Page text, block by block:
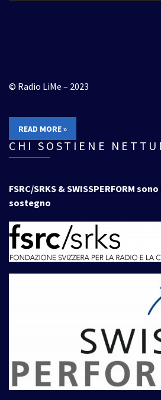
© Radio LiMe – 2023
READ MORE »
CHI SOSTIENE
FSRC/SRKS & SWISSPERFORM
sostegno